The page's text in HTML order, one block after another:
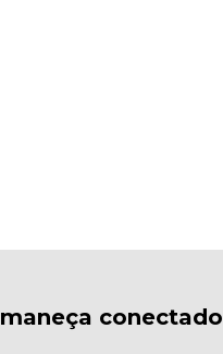
conectado